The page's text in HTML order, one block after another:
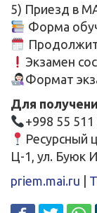
5) Приезд в
Форма
Экзамен
Формат
Для
+998 55 511
Ресурсный
Ц-1, ул. Буюк
priem.mai.ru